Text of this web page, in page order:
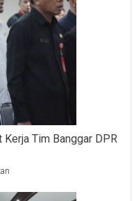
Bali
Bahas
Dua
Bali
Tim Banggar DPR
DPRD